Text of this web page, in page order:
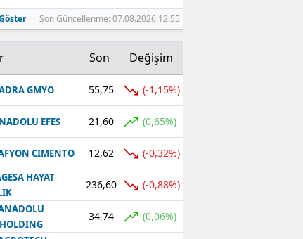
Son Güncellenme: 07.08.2026 12:55
Son Değişim
GMYO 55,75 (-1,15%)
EFES 21,60 (0,65%)
CIMENTO 12,62 (-0,32%)
HAYAT
236,60 (-0,88%)
34,74 (0,06%)